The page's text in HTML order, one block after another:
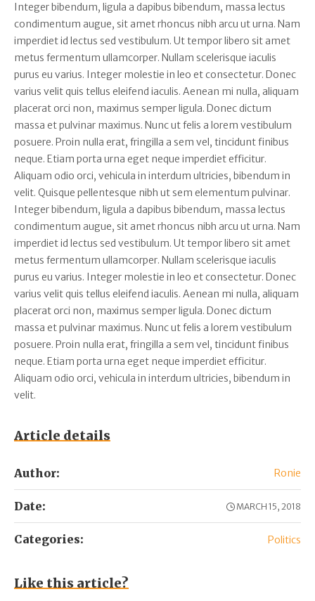
Integer bibendum, ligula a dapibus bibendum, massa lectus
condimentum augue, sit amet rhoncus nibh arcu ut urna. Nam
imperdiet id lectus sed vestibulum. Ut tempor libero sit amet
metus fermentum ullamcorper. Nullam scelerisque iaculis
purus eu varius. Integer molestie in leo et consectetur. Donec
varius velit quis tellus eleifend iaculis. Aenean mi nulla, aliquam
placerat orci non, maximus semper ligula. Donec dictum
massa et pulvinar maximus. Nunc ut felis a lorem vestibulum
posuere. Proin nulla erat, fringilla a sem vel, tincidunt finibus
neque. Etiam porta urna eget neque imperdiet efficitur.
Aliquam odio orci, vehicula in interdum ultricies, bibendum in
velit. Quisque pellentesque nibh ut sem elementum pulvinar.
Integer bibendum, ligula a dapibus bibendum, massa lectus
condimentum augue, sit amet rhoncus nibh arcu ut urna. Nam
imperdiet id lectus sed vestibulum. Ut tempor libero sit amet
metus fermentum ullamcorper. Nullam scelerisque iaculis
purus eu varius. Integer molestie in leo et consectetur. Donec
varius velit quis tellus eleifend iaculis. Aenean mi nulla, aliquam
placerat orci non, maximus semper ligula. Donec dictum
massa et pulvinar maximus. Nunc ut felis a lorem vestibulum
posuere. Proin nulla erat, fringilla a sem vel, tincidunt finibus
neque. Etiam porta urna eget neque imperdiet efficitur.
Aliquam odio orci, vehicula in interdum ultricies, bibendum in
velit.
Article details
Author: Ronie
Date: MARCH 15, 2018
Categories: Politics
Like this article?